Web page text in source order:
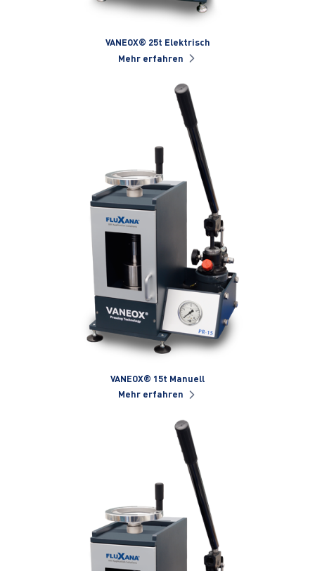
VANEOX® 25t Elektrisch
Mehr erfahren
VANEOX® 15t Manuell
Mehr erfahren